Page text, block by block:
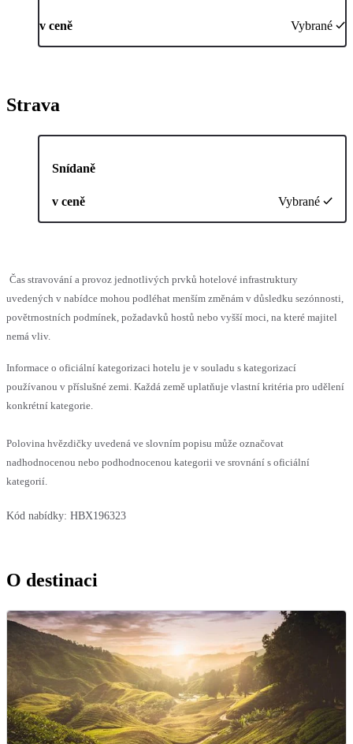
v ceně Vybrané
Strava
Snídaně
v ceně Vybrané
Čas stravování a provoz jednotlivých prvků hotelové infrastruktury
uvedených v nabídce mohou podléhat menším změnám v důsledku sezónnosti,
povětrnostních podmínek, požadavků hostů nebo vyšší moci, na které majitel
nemá vliv.
Informace o oficiální kategorizaci hotelu je v souladu s kategorizací
používanou v příslušné zemi. Každá země uplatňuje vlastní kritéria pro udělení
konkrétní kategorie.
Polovina hvězdičky uvedená ve slovním popisu může označovat
nadhodnocenou nebo podhodnocenou kategorii ve srovnání s oficiální
kategorií.
Kód nabídky: HBX196323
O destinaci